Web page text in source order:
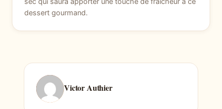
dessert gourmand.
Victor Authier